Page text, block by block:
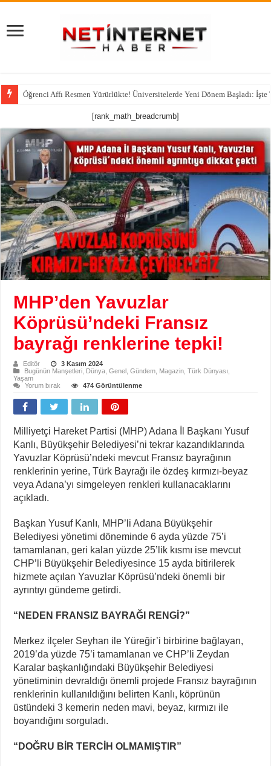
Öğrenci Affı Resmen Yürürlükte! Üniversitelerde Yeni Dönem Başladı: İşte
[rank_math_breadcrumb]
MHP’den Yavuzlar
Köprüsü’ndeki Fransız
bayrağı renklerine tepki!
Editör
3 Kasım 2024
Bugünün Manşetleri Dünya ,Genel ,Gündem Magazin ,Türk Dünyası
Yaşam
Yorum bırak
474 Görüntülenme
Milliyetçi Hareket Partisi (MHP) Adana İl Başkanı Yusuf
Kanlı, Büyükşehir Belediyesi’ni tekrar kazandıklarında
Yavuzlar Köprüsü’ndeki mevcut Fransız bayrağının
renklerinin yerine, Türk Bayrağı ile özdeş kırmızı-beyaz
veya Adana’yı simgeleyen renkleri kullanacaklarını
açıkladı.
Başkan Yusuf Kanlı, MHP’li Adana Büyükşehir
Belediyesi yönetimi döneminde 6 ayda yüzde 75’i
tamamlanan, geri kalan yüzde 25’lik kısmı ise mevcut
CHP’li Büyükşehir Belediyesince 15 ayda bitirilerek
hizmete açılan Yavuzlar Köprüsü’ndeki önemli bir
ayrıntıyı gündeme getirdi.
“NEDEN FRANSIZ BAYRAĞI RENGİ?”
Merkez ilçeler Seyhan ile Yüreğir’i birbirine bağlayan,
2019’da yüzde 75’i tamamlanan ve CHP’li Zeydan
Karalar başkanlığındaki Büyükşehir Belediyesi
yönetiminin devraldığı önemli projede Fransız bayrağının
renklerinin kullanıldığını belirten Kanlı, köprünün
üstündeki 3 kemerin neden mavi, beyaz, kırmızı ile
boyandığını sorguladı.
“DOĞRU BİR TERCİH OLMAMIŞTIR”